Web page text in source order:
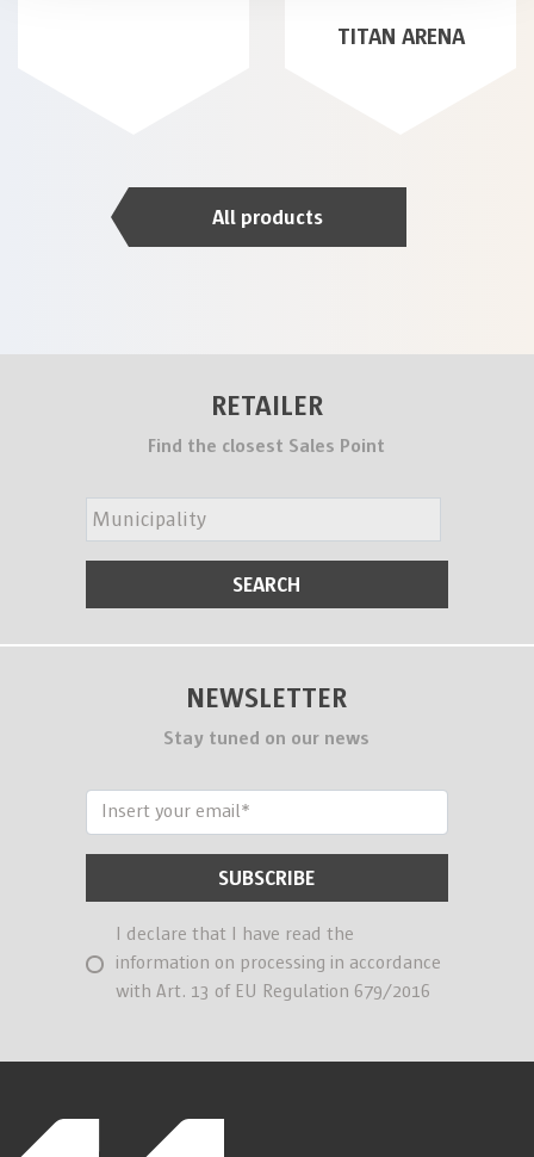
TITAN ARENA
All products
RETAILER
Find the closest Sales Point
NEWSLETTER
Stay tuned on our news
I declare that I have read the
information on processing in accordance
with Art. 13 of EU Regulation 679/2016